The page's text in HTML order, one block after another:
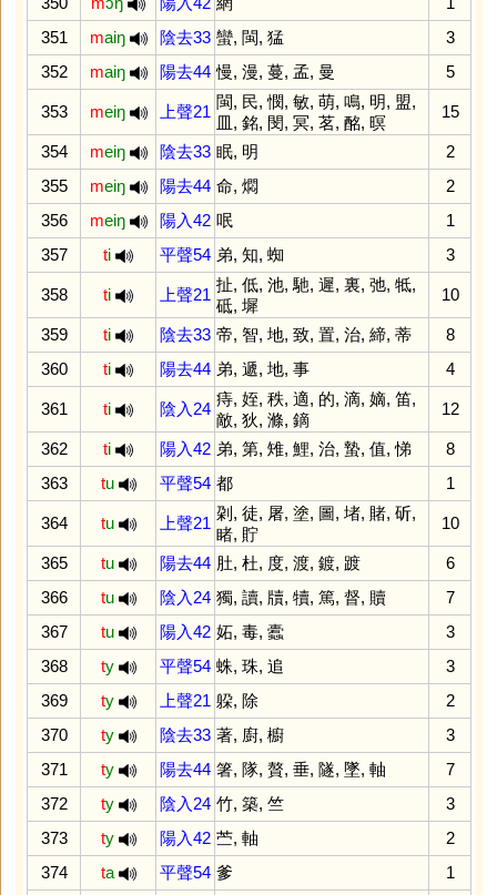
351
maiŋ 陰去33 蠻, 閩, 猛
3
352
maiŋ 陽去44 慢, 漫, 蔓, 孟, 曼 5
353 meiŋ 上聲21
閩, 民,憫, 敏, 萌, 鳴, 明, 盟,
皿 , 銘, 閔, 冥, 茗, 酩, 暝
15
354 meiŋ 陰去33 眠, 明
2
355
meiŋ 陽去44 命, 燜
2
356
meiŋ 陽入42 呡
1
357
ti 平聲54 弟, 知, 蜘 3
358 ti 上聲21
扯, 低, 池, 馳, 遲, 裏, 弛, 牴,
砥, 墀
10
359 ti 陰去33 帝, 智, 地, 致, 置, 治, 締, 蒂
8
360
ti 陽去44 弟, 遞, 地, 事 4
361 ti 陰入24
痔, 姪, 秩, 適, 的, 滴, 嫡, 笛,
敵, 狄, 滌, 鏑
12
362 ti 陽入42 弟, 第, 雉, 鯉, 治, 蟄, 值,悌
8
363
tu 平聲54 都 1
364 tu 上聲21
刴 , 徒, 屠, 塗, 圖, 堵, 賭, 斫,
睹, 貯
10
365 tu 陽去44 肚, 杜, 度, 渡, 鍍, 踱
6
366
tu 陰入24 獨, 讀, 牘, 犢, 篤, 督, 贖
7
367
tu 陽入42 妬, 毒, 蠹
3
368
ty 平聲54 蛛, 珠, 追
3
369
ty 上聲21 躱, 除
2
370
ty 陰去33 著, 廚, 櫥
3
371
ty 陽去44 箸, 隊, 贅, 垂, 隧, 墜, 軸
7
372
ty 陰入24 竹, 築, 竺
3
373
ty 陽入42 苎, 軸
2
374
ta 平聲54 爹
1